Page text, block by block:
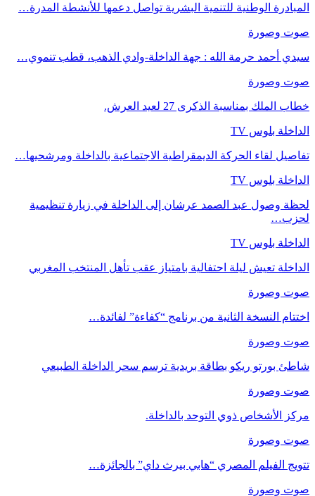
المبادرة الوطنية للتنمية البشرية تواصل دعمها للأنشطة المدرة…
صوت وصورة
سيدي أحمد حرمة الله : جهة الداخلة-وادي الذهب، قطب تنموي…
صوت وصورة
خطاب الملك بمناسبة الذكرى 27 لعيد العرش.
الداخلة بلوس TV
تفاصيل لقاء الحركة الديمقراطية الاجتماعية بالداخلة ومرشحيها…
الداخلة بلوس TV
لحظة وصول عبد الصمد عرشان إلى الداخلة في زيارة تنظيمية
لحزب…
الداخلة بلوس TV
الداخلة تعيش ليلة احتفالية بامتياز عقب تأهل المنتخب المغربي
صوت وصورة
اختتام النسخة الثانية من برنامج “كفاءة” لفائدة…
صوت وصورة
شاطئ بورتو ريكو بطاقة بريدية ترسم سحر الداخلة الطبيعي
صوت وصورة
مركز الأشخاص ذوي التوحد بالداخلة.
صوت وصورة
تتويج الفيلم المصري “هابي بيرث داي” بالجائزة…
صوت وصورة